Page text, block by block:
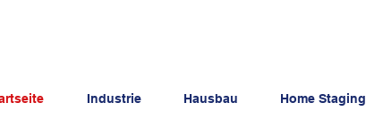
Industrie Hausbau Home Staging